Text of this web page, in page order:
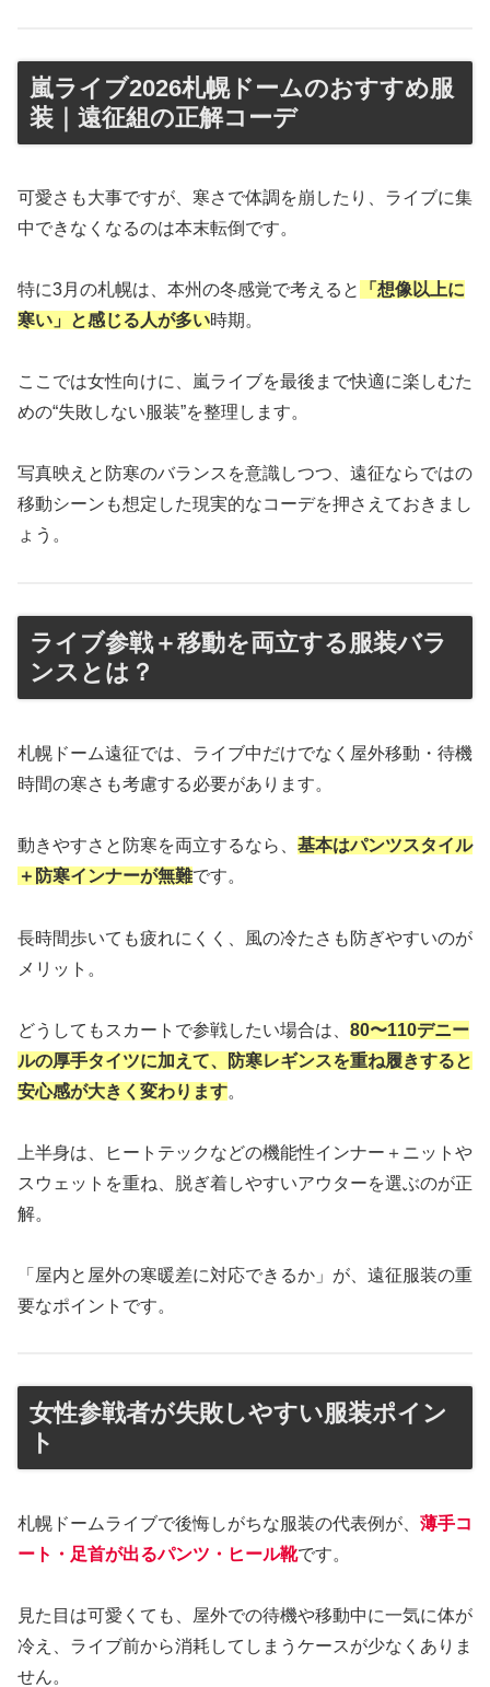
嵐ライブ2026札幌ドームのおすすめ服
装｜遠征組の正解コーデ
可愛さも大事ですが、寒さで体調を崩したり、ライブに集
中できなくなるのは本末転倒です。
特に3月の札幌は、本州の冬感覚で考えると
「想像以上に
寒い」と感じる人が多い時期。
ここでは女性向けに、嵐ライブを最後まで快適に楽しむた
めの“失敗しない服装”を整理します。
写真映えと防寒のバランスを意識しつつ、遠征ならではの
移動シーンも想定した現実的なコーデを押さえておきまし
ょう。
ライブ参戦＋移動を両立する服装バラ
ンスとは？
札幌ドーム遠征では、ライブ中だけでなく屋外移動・待機
時間の寒さも考慮する必要があります。
動きやすさと防寒を両立するなら、 基本はパンツスタイル
＋防寒インナーが無難です。
長時間歩いても疲れにくく、風の冷たさも防ぎやすいのが
メリット。
どうしてもスカートで参戦したい場合は、 80〜110デニー
ルの厚手タイツに加えて、防寒レギンスを重ね履きすると
安心感が大きく変わります。
上半身は、ヒートテックなどの機能性インナー＋ニットや
スウェットを重ね、脱ぎ着しやすいアウターを選ぶのが正
解。
「屋内と屋外の寒暖差に対応できるか」が、遠征服装の重
要なポイントです。
女性参戦者が失敗しやすい服装ポイン
ト
札幌ドームライブで後悔しがちな服装の代表例が、 薄手コ
ート・足首が出るパンツ・ヒール靴です。
見た目は可愛くても、屋外での待機や移動中に一気に体が
冷え、ライブ前から消耗してしまうケースが少なくありま
せん。